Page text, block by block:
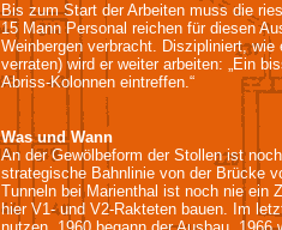
Bis zum Start der Arbeiten muss die
15 Mann Personal reichen für diesen
Weinbergen verbracht. Diszipliniert,
verraten) wird er weiter arbeiten: „Ein
Abriss-Kolonnen eintreffen.“
Was und Wann
An der Gewölbeform der Stollen ist
strategische Bahnlinie von der Brücke
Tunneln bei Marienthal ist noch nie ein
hier V1- und V2-Rakteten bauen. Im